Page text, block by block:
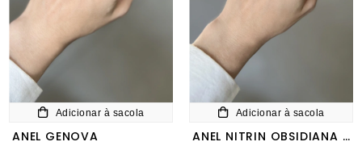
Adicionar à sacola
ANEL GENOVA
Adicionar à sacola
ANEL NITRIN OBSIDIANA NEGRA